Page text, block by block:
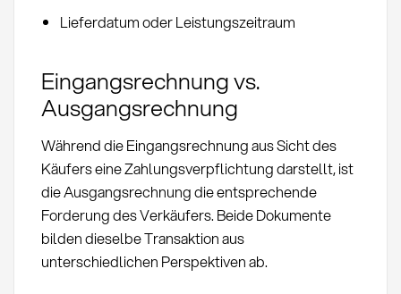
Lieferdatum oder Leistungszeitraum
Eingangsrechnung vs.
Ausgangsrechnung
Während die Eingangsrechnung aus Sicht des
Käufers eine Zahlungsverpflichtung darstellt, ist
die Ausgangsrechnung die entsprechende
Forderung des Verkäufers. Beide Dokumente
bilden dieselbe Transaktion aus
unterschiedlichen Perspektiven ab.